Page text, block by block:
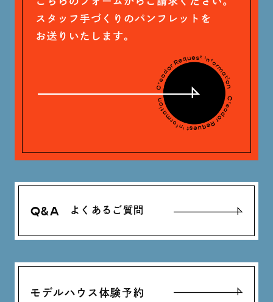
神定 龍杜 (13)
Q&A よくあるご質問
モデルハウス体験予約